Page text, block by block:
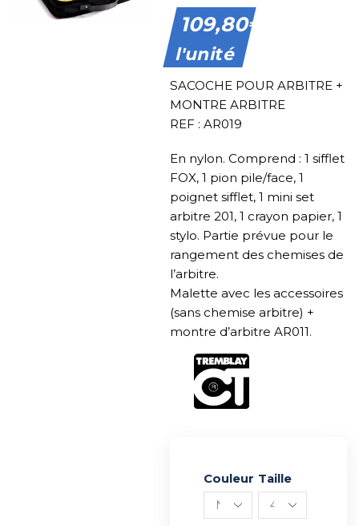
109,80€
l'unité
SACOCHE POUR ARBITRE +
MONTRE ARBITRE
REF : AR019
En nylon. Comprend : 1 sifflet
FOX, 1 pion pile/face, 1
poignet sifflet, 1 mini set
arbitre 201, 1 crayon papier, 1
stylo. Partie prévue pour le
rangement des chemises de
l’arbitre.
Malette avec les accessoires
(sans chemise arbitre) +
montre d’arbitre AR011.
Couleur Taille
Alternative: